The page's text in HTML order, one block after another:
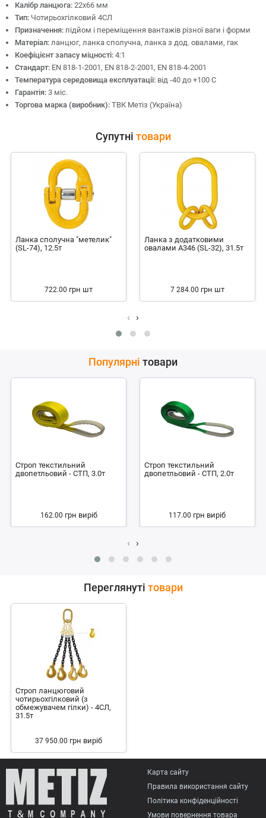
Калібр ланцюга: 22х66 мм
Тип: Чотирьохгілковий 4СЛ
Призначення: підйом і переміщення вантажів різної ваги і форми
Матеріал: ланцюг, ланка сполучна, ланка з дод. овалами, гак
Коефіцієнт запасу міцності: 4:1
Стандарт: EN 818-1-2001, EN 818-2-2001, EN 818-4-2001
Температура середовища експлуатації: від -40 до +100 С
Гарантія: 3 міс.
Торгова марка (виробник): ТВК Метіз (Україна)
Супутні товари
Ланка сполучна "метелик"
(SL-74), 12.5т
722.00 грн шт
Ланка з додатковими
овалами А346 (SL-32), 31.5т
7 284.00 грн шт
‹ ›
Популярні товари
Строп текстильний
двопетльовий - СТП, 3.0т
162.00 грн виріб
Строп текстильний
двопетльовий - СТП, 2.0т
117.00 грн виріб
‹ ›
Переглянуті товари
Строп ланцюговий
чотирьохгілковий (з
обмежувачем гілки) - 4СЛ,
31.5т
37 950.00 грн виріб
Карта сайту
Правила використання сайту
Політика конфіденційності
Умови повернення товарa